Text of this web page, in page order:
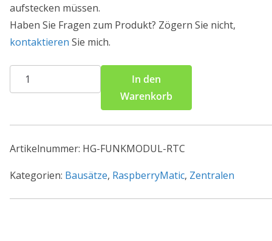
aufstecken müssen.
Haben Sie Fragen zum Produkt? Zögern Sie nicht,
kontaktieren Sie mich.
Homematic
Funkmodul
RTC
Raspberry
In den
Warenkorb
Artikelnummer: HG-FUNKMODUL-RTC
Kategorien: Bausätze, RaspberryMatic, Zentralen